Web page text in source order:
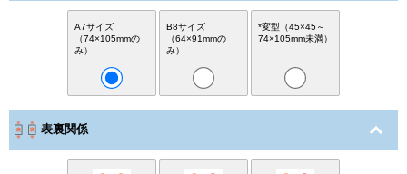
A7サイズ
（74×105mmの
み）
B8サイズ
（64×91mmの
み）
*変型（45×45～
74×105mm未満）
表裏関係